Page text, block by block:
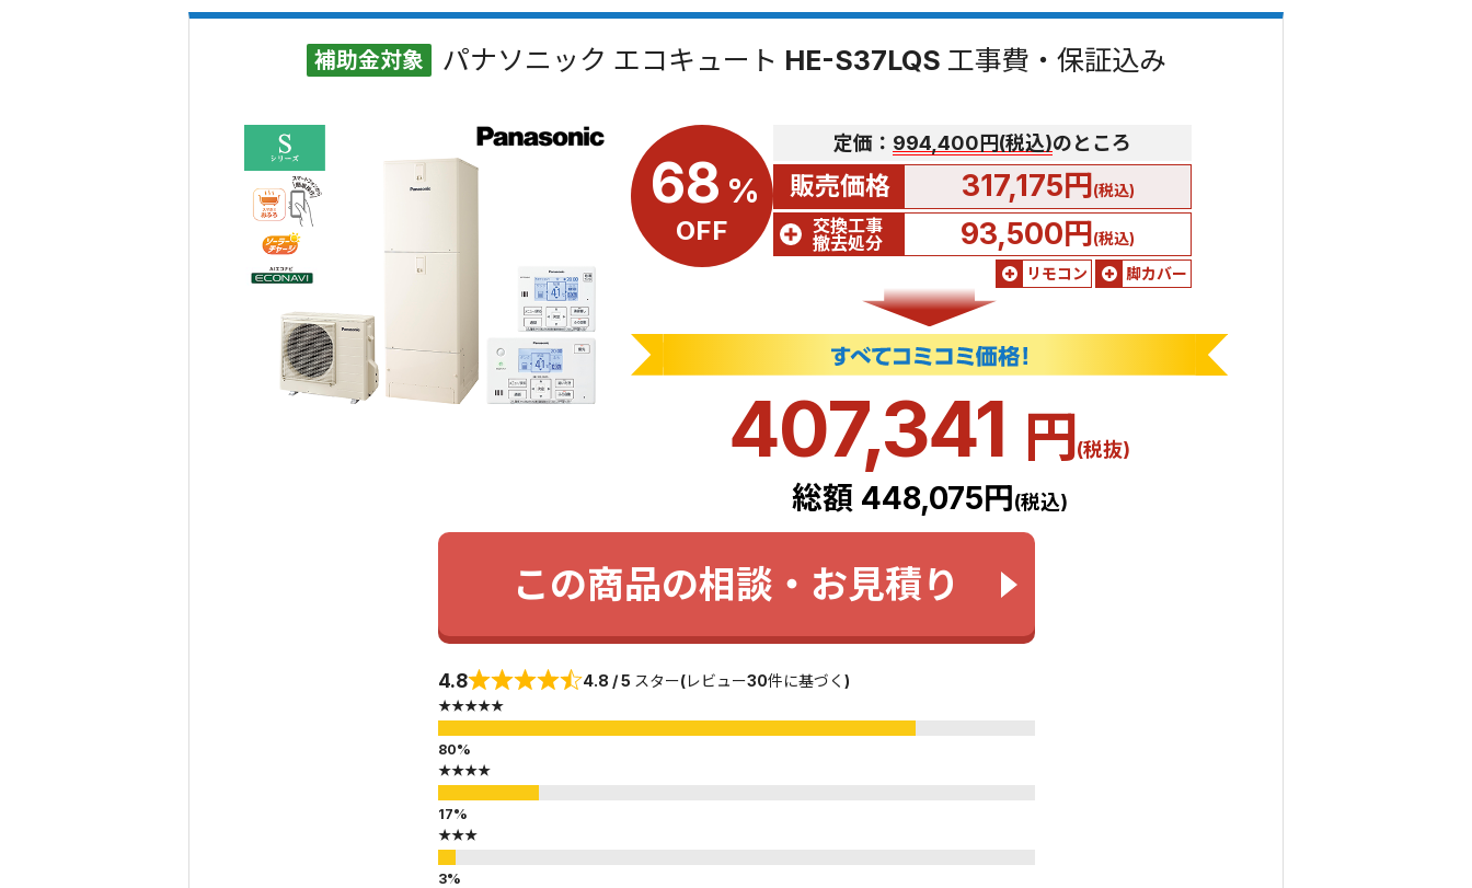
補助金対象 パナソニック エコキュート HE-S37LQS 工事費・保証込み
68 %
OFF
定価： 994,400円(税込)のところ
販売価格 317,175円(税込)
交換工事
撤去処分
93,500円(税込)
リモコン
脚カバー
407,341 円(税抜)
総額 448,075円(税込)
この商品の相談・お見積り
4.8 4.8 / 5 スター(レビュー30件に基づく)
★★★★★
★★★★
★★★